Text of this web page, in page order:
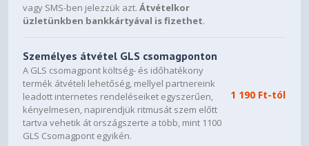
vagy SMS-ben jelezzük azt.Átvételkor
üzletünkben bankkártyával is fizethet.
Személyes átvétel GLS csomagponton
A GLS csomagpont költség- és időhatékony
termék átvételi lehetőség, mellyel partnereink
leadott internetes rendeléseiket egyszerűen,
kényelmesen, napirendjük ritmusát szem előtt
tartva vehetik át országszerte a több, mint 1100
GLS Csomagpont egyikén.
1 190 Ft-tól